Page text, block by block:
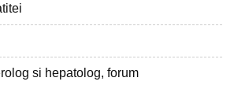
si hepatolog, forum